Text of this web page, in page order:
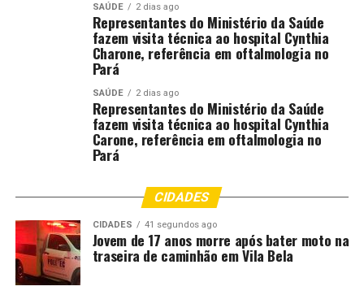
MT lança Portal da Mulher e sanciona lei que inclui
combate à violência doméstica no currículo escolar
Corpo de Bombeiros socorre mulher que se engasgou ao
comer salgado no trabalho
SAÚDE 2 dias ago
Representantes do Ministério da Saúde
fazem visita técnica ao hospital Cynthia
Charone, referência em oftalmologia no
Pará
SAÚDE 2 dias ago
Representantes do Ministério da Saúde
fazem visita técnica ao hospital Cynthia
Carone, referência em oftalmologia no
Pará
CIDADES
CIDADES 41 segundos ago
Jovem de 17 anos morre após bater moto na
traseira de caminhão em Vila Bela